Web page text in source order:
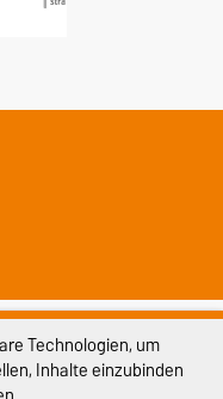
Technologien, um
Inhalte einzubinden